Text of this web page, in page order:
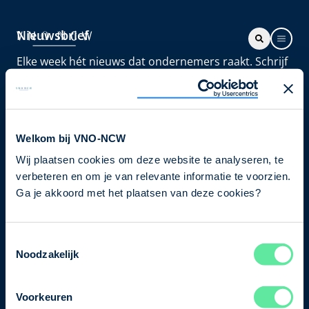
Welkom bij VNO-NCW
Wij plaatsen cookies om deze website te analyseren, te
verbeteren en om je van relevante informatie te voorzien.
Ga je akkoord met het plaatsen van deze cookies?
Noodzakelijk
Voorkeuren
Nieuwsbrief
Elke week hét nieuws dat ondernemers raakt. Schrijf
je nu in voor de VNO-NCW nieuwsbrief.
Schrijf je in
Direct naar
Ons verhaal
Bezuidenhoutseweg 12
T+31 70 349 03 49